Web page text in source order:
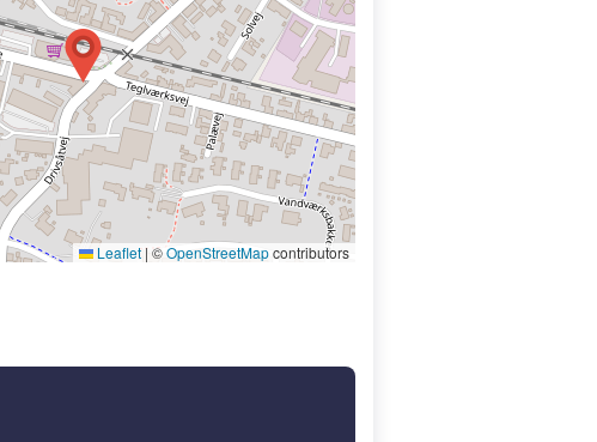
Leaflet | ©OpenStreetMapcontributors